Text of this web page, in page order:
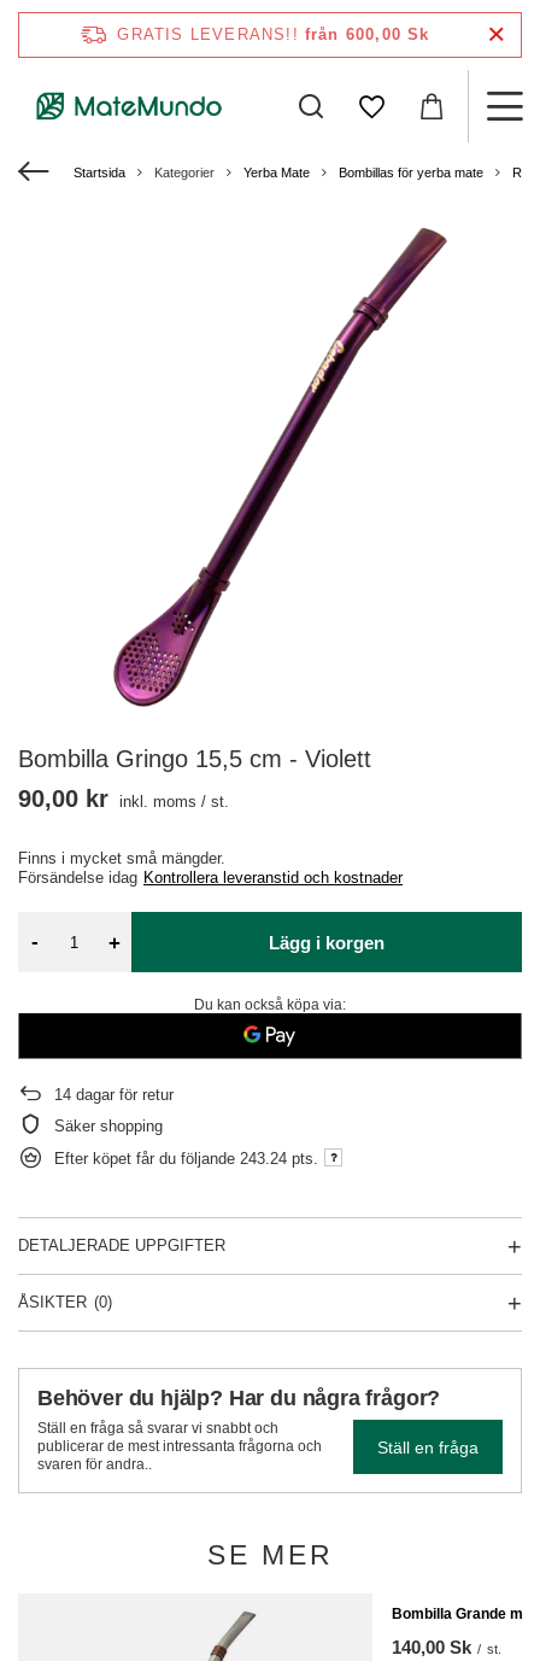
GRATIS LEVERANS!! från 600,00 Sk
Startsida Kategorier Yerba Mate Bombillas för yerba mate
Bombilla Gringo 15,5 cm - Violett
Finns i mycket små mängder
Försändelse idag Kontrollera leveranstid och kostnader
90,00 kr inkl. moms / st.
- + Lägg i korgen
Du kan också köpa via:
14 dagar för retur
Säker shopping
Efter köpet får du följande 243.24 pts.
DETALJERADE UPPGIFTER
ÅSIKTER (0)
Behöver du hjälp? Har du några frågor?
Ställ en fråga så svarar vi snabbt och
publicerar de mest intressanta frågorna och
svaren för andra..
Ställ en fråga
SE MER
Bombilla Grande
140,00 Sk / st.